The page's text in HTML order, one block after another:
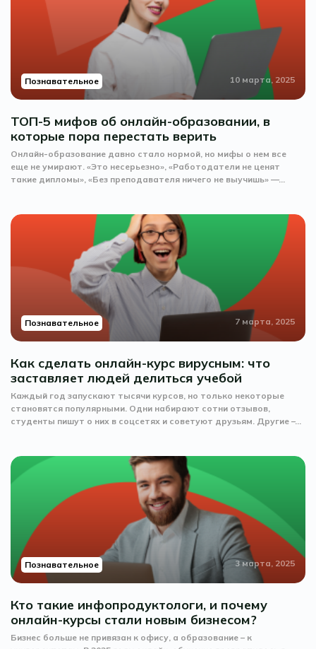
Познавательное 10 марта, 2025
ТОП-5 мифов об онлайн-образовании, в
которые пора перестать верить
Онлайн-образование давно стало нормой, но мифы о нем все
еще не умирают. «Это несерьезно», «Работодатели не ценят
такие дипломы», «Без преподавателя ничего не выучишь» —...
Познавательное 7 марта, 2025
Как сделать онлайн-курс вирусным: что
заставляет людей делиться учебой
Каждый год запускают тысячи курсов, но только некоторые
становятся популярными. Одни набирают сотни отзывов,
студенты пишут о них в соцсетях и советуют друзьям. Другие –...
Познавательное 3 марта, 2025
Кто такие инфопродуктологи, и почему
онлайн-курсы стали новым бизнесом?
Бизнес больше не привязан к офису, а образование – к